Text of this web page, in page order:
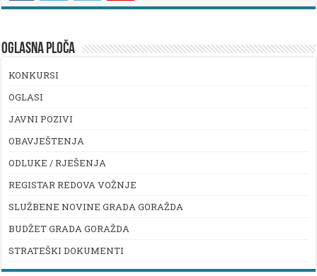
OGLASNA PLOČA
KONKURSI
OGLASI
JAVNI POZIVI
OBAVJEŠTENJA
ODLUKE / RJEŠENJA
REGISTAR REDOVA VOŽNJE
SLUŽBENE NOVINE GRADA GORAŽDA
BUDŽET GRADA GORAŽDA
STRATEŠKI DOKUMENTI